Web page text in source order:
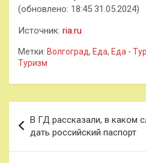
(обновлено: 18:45 31.05.2024)
Источник: ria.ru
Метки: Волгоград, Еда, Еда -
Туризм
по
записям
В ГД рассказали, в каком
дать российский паспорт